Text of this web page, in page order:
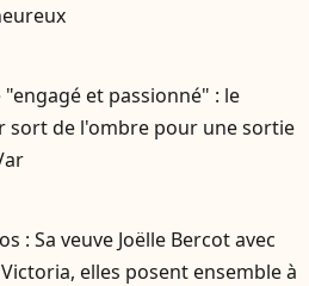
et passionné" : le
sort de l'ombre pour une sortie
: Sa veuve Joëlle Bercot avec
elles posent ensemble à